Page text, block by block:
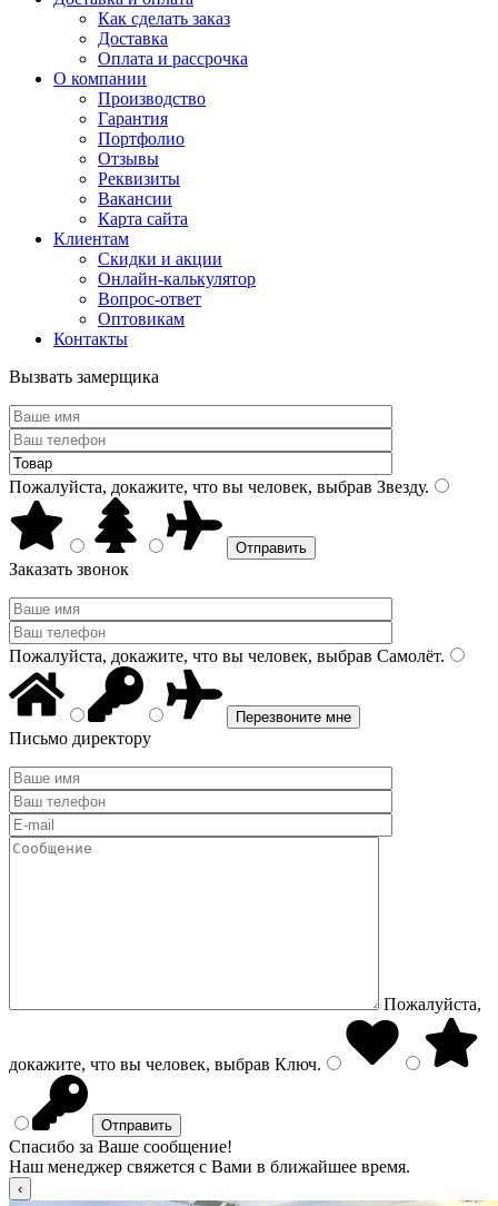
Как сделать заказ
Доставка
Оплата и рассрочка
О компании
Производство
Гарантия
Портфолио
Отзывы
Реквизиты
Вакансии
Карта сайта
Клиентам
Скидки и акции
Онлайн-калькулятор
Вопрос-ответ
Оптовикам
Контакты
Вызвать замерщика
Пожалуйста, докажите, что вы человек, выбрав Звезду.
Заказать звонок
Пожалуйста, докажите, что вы человек, выбрав Самолёт.
Письмо директору
Пожалуйста,
докажите, что вы человек, выбрав Ключ.
Спасибо за Ваше сообщение!
Наш менеджер свяжется с Вами в ближайшее время.